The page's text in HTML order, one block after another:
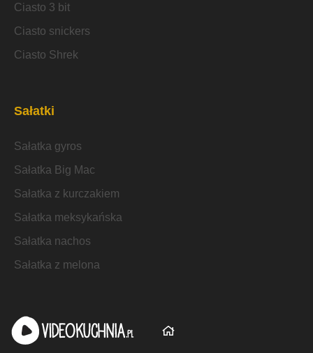
Ciasto 3 bit
Ciasto snickers
Ciasto Shrek
Sałatki
Sałatka gyros
Sałatka Big Mac
Sałatka z kurczakiem
Sałatka meksykańska
Sałatka nachos
Sałatka z melona